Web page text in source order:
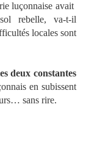
luçonnaise avait
rebelle, va-t-il
locales sont
deux constantes
en subissent
sans rire.